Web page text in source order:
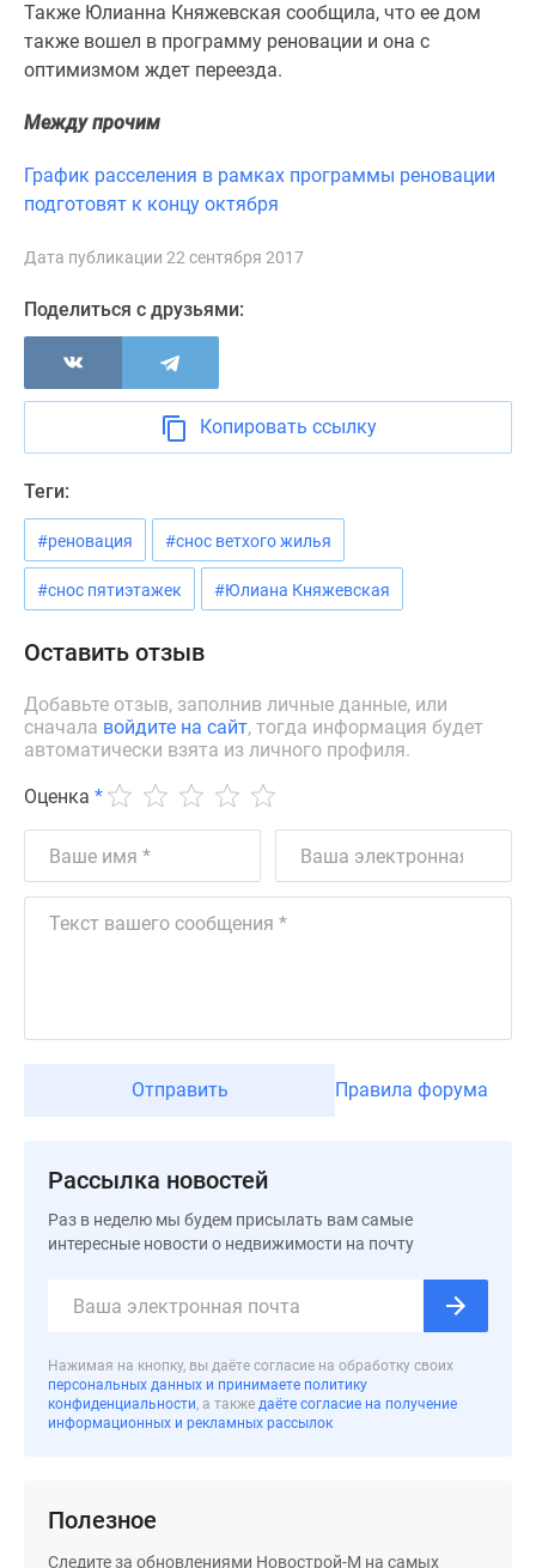
комнатные
комнатные
Квартиры
карте
калькулятор
ипотека
Военная
ипотека
Банки
программы
Медиа
Новости
недвижимости
Мнение
эксперта
рынка
Экспертиза
новостроек
авторы
проекте
Контакты
#траншевая
#рассрочка
Квартиры
скидками
новостроек
Также Юлианна Княжевская сообщила, что ее дом
также вошел в программу реновации и она с
оптимизмом ждет переезда.
Между прочим
График расселения в рамках программы реновации
подготовят к концу октября
Дата публикации 22 сентября 2017
Поделиться с друзьями:
Копировать ссылку
Теги:
#реновация #снос ветхого жилья
#снос пятиэтажек #Юлиана Княжевская
Оставить отзыв
Добавьте отзыв, заполнив личные данные, или
сначала войдите на сайт, тогда информация будет
автоматически взята из личного профиля.
Оценка *
Отправить Правила форума
Рассылка новостей
Раз в неделю мы будем присылать вам самые
интересные новости о недвижимости на почту
Нажимая на кнопку, вы даёте согласие на обработку своих
персональных данных и принимаете политику
конфиденциальности, а также даёте согласие на получение
информационных и рекламных рассылок
Полезное
Следите за обновлениями Новострой-М на самых